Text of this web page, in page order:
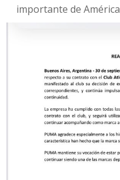
importante de